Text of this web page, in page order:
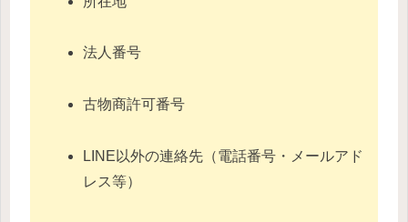
法人番号
古物商許可番号
LINE以外の連絡先（電話番号・メールアド
レス等）